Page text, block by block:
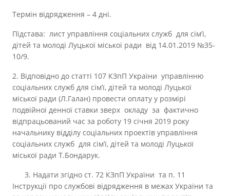
Термін відрядження – 4 дні.
Підстава: лист управління соціальних служб для сім’ї,
дітей та молоді Луцької міської ради від 14.01.2019 №35-
10/9.
2. Відповідно до статті 107 КЗпП України управлінню
соціальних служб для сім’ї, дітей та молоді Луцької
міської ради (Л.Галан) провести оплату у розмірі
подвійної денної ставки зверх окладу за фактично
відпрацьований час за роботу 19 січня 2019 року
начальнику відділу соціальних проектів управління
соціальних служб для сім’ї, дітей та молоді Луцької
міської ради Т.Бондарук.
3. Надати згідно ст. 72 КЗпП України та п. 11
Інструкції про службові відрядження в межах України та